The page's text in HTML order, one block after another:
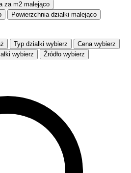
za m2 malejąco
Powierzchnia działki malejąco
Typ działki wybierz Cena wybierz
wybierz Źródło wybierz